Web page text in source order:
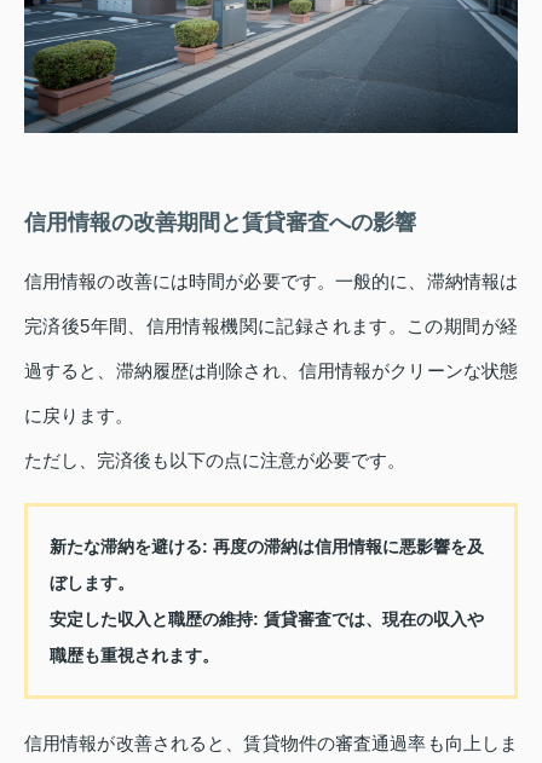
信用情報の改善期間と賃貸審査への影響
信用情報の改善には時間が必要です。一般的に、滞納情報は
完済後5年間、信用情報機関に記録されます。この期間が経
過すると、滞納履歴は削除され、信用情報がクリーンな状態
に戻ります。
ただし、完済後も以下の点に注意が必要です。
新たな滞納を避ける: 再度の滞納は信用情報に悪影響を及
ぼします。
安定した収入と職歴の維持: 賃貸審査では、現在の収入や
職歴も重視されます。
信用情報が改善されると、賃貸物件の審査通過率も向上しま